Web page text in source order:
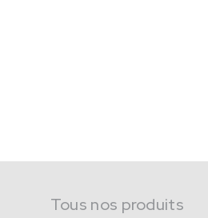
Tous nos produits